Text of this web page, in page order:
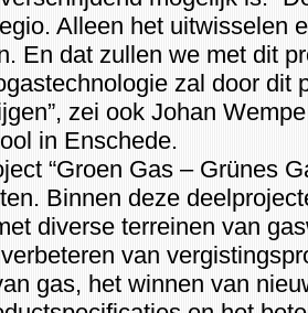
Alleen het uitwisselen
En dat zullen we met dit
zal door dit
zei ook Johan
in Enschede.
“Groen Gas – Grünes
Binnen deze
diverse terreinen van
van
gas, het winnen van